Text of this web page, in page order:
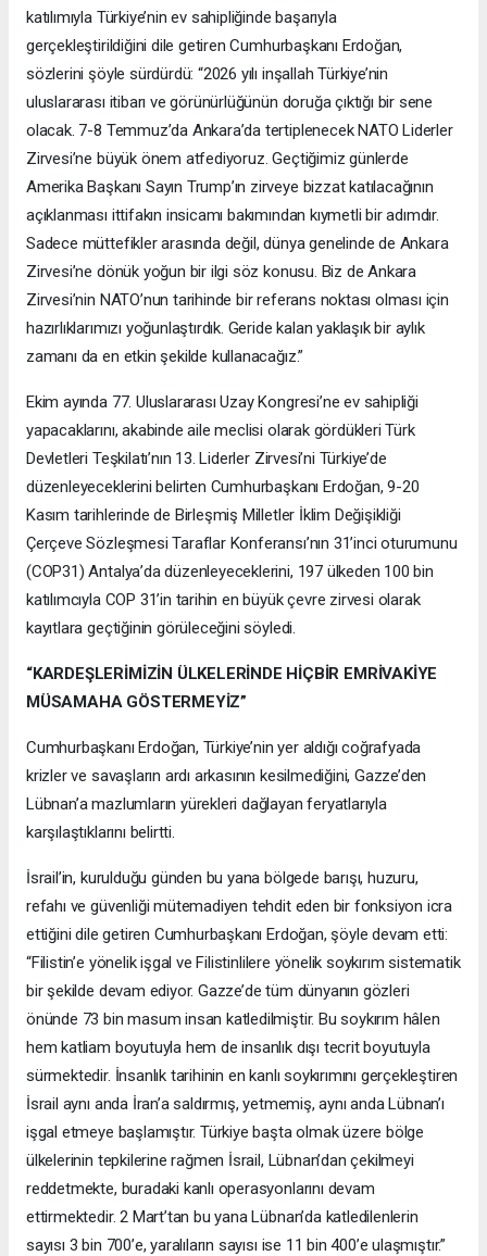
katılımıyla Türkiye’nin ev sahipliğinde başarıyla
gerçekleştirildiğini dile getiren Cumhurbaşkanı Erdoğan,
sözlerini şöyle sürdürdü: “2026 yılı inşallah Türkiye’nin
uluslararası itibarı ve görünürlüğünün doruğa çıktığı bir sene
olacak. 7-8 Temmuz’da Ankara’da tertiplenecek NATO Liderler
Zirvesi’ne büyük önem atfediyoruz. Geçtiğimiz günlerde
Amerika Başkanı Sayın Trump’ın zirveye bizzat katılacağının
açıklanması ittifakın insicamı bakımından kıymetli bir adımdır.
Sadece müttefikler arasında değil, dünya genelinde de Ankara
Zirvesi’ne dönük yoğun bir ilgi söz konusu. Biz de Ankara
Zirvesi’nin NATO’nun tarihinde bir referans noktası olması için
hazırlıklarımızı yoğunlaştırdık. Geride kalan yaklaşık bir aylık
zamanı da en etkin şekilde kullanacağız.”
Ekim ayında 77. Uluslararası Uzay Kongresi’ne ev sahipliği
yapacaklarını, akabinde aile meclisi olarak gördükleri Türk
Devletleri Teşkilatı’nın 13. Liderler Zirvesi’ni Türkiye’de
düzenleyeceklerini belirten Cumhurbaşkanı Erdoğan, 9-20
Kasım tarihlerinde de Birleşmiş Milletler İklim Değişikliği
Çerçeve Sözleşmesi Taraflar Konferansı’nın 31’inci oturumunu
(COP31) Antalya’da düzenleyeceklerini, 197 ülkeden 100 bin
katılımcıyla COP 31’in tarihin en büyük çevre zirvesi olarak
kayıtlara geçtiğinin görüleceğini söyledi.
“KARDEŞLERİMİZİN ÜLKELERİNDE HİÇBİR EMRİVAKİYE
MÜSAMAHA GÖSTERMEYİZ”
Cumhurbaşkanı Erdoğan, Türkiye’nin yer aldığı coğrafyada
krizler ve savaşların ardı arkasının kesilmediğini, Gazze’den
Lübnan’a mazlumların yürekleri dağlayan feryatlarıyla
karşılaştıklarını belirtti.
İsrail’in, kurulduğu günden bu yana bölgede barışı, huzuru,
refahı ve güvenliği mütemadiyen tehdit eden bir fonksiyon icra
ettiğini dile getiren Cumhurbaşkanı Erdoğan, şöyle devam etti:
“Filistin’e yönelik işgal ve Filistinlilere yönelik soykırım sistematik
bir şekilde devam ediyor. Gazze’de tüm dünyanın gözleri
önünde 73 bin masum insan katledilmiştir. Bu soykırım hâlen
hem katliam boyutuyla hem de insanlık dışı tecrit boyutuyla
sürmektedir. İnsanlık tarihinin en kanlı soykırımını gerçekleştiren
İsrail aynı anda İran’a saldırmış, yetmemiş, aynı anda Lübnan’ı
işgal etmeye başlamıştır. Türkiye başta olmak üzere bölge
ülkelerinin tepkilerine rağmen İsrail, Lübnan’dan çekilmeyi
reddetmekte, buradaki kanlı operasyonlarını devam
ettirmektedir. 2 Mart’tan bu yana Lübnan’da katledilenlerin
sayısı 3 bin 700’e, yaralıların sayısı ise 11 bin 400’e ulaşmıştır.”